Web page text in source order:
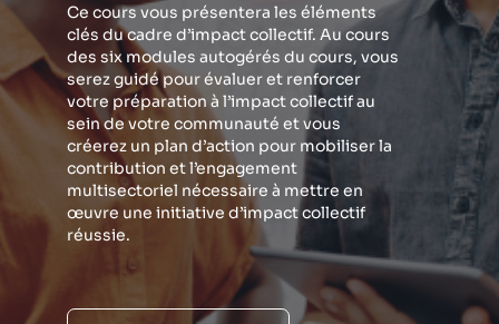
Ce cours vous présentera les éléments
clés du cadre d’impact collectif. Au cours
des six modules autogérés du cours, vous
serez guidé pour évaluer et renforcer
votre préparation à l’impact collectif au
sein de votre communauté et vous
créerez un plan d’action pour mobiliser la
contribution et l’engagement
multisectoriel nécessaire à mettre en
œuvre une initiative d’impact collectif
réussie.